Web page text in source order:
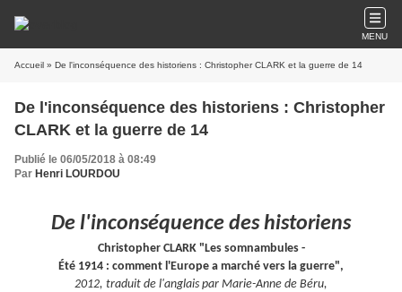
MENU
Accueil » De l'inconséquence des historiens : Christopher CLARK et la guerre de 14
De l'inconséquence des historiens : Christopher
CLARK et la guerre de 14
Publié le 06/05/2018 à 08:49
Par Henri LOURDOU
De l'inconséquence des historiens
Christopher CLARK "Les somnambules -
Été 1914 : comment l'Europe a marché vers la guerre",
2012, traduit de l'anglais par Marie-Anne de Béru,